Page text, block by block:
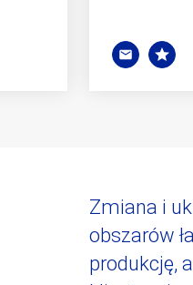
Zmiana i
obszarów
produkcję,